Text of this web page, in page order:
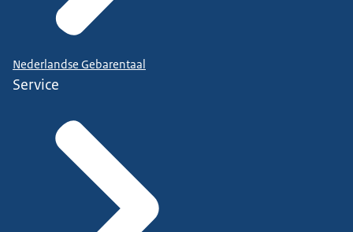
Nederlandse Gebarentaal
Service